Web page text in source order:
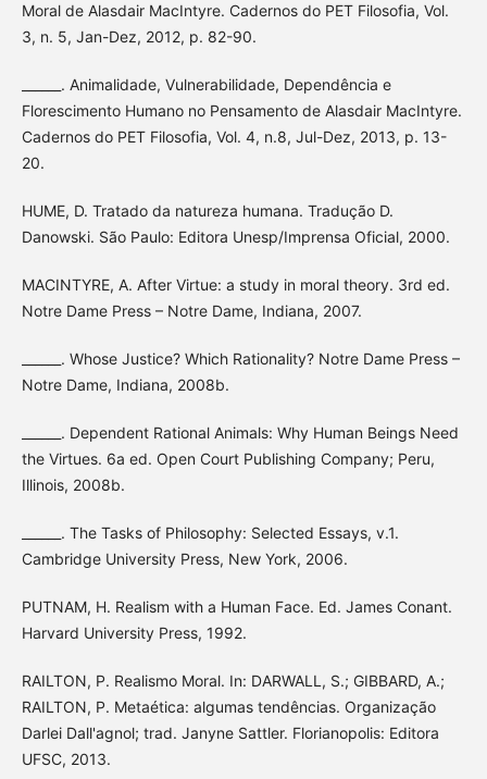
Moral de Alasdair MacIntyre. Cadernos do PET Filosofia, Vol.
3, n. 5, Jan-Dez, 2012, p. 82-90.
______. Animalidade, Vulnerabilidade, Dependência e
Florescimento Humano no Pensamento de Alasdair MacIntyre.
Cadernos do PET Filosofia, Vol. 4, n.8, Jul-Dez, 2013, p. 13-
20.
HUME, D. Tratado da natureza humana. Tradução D.
Danowski. São Paulo: Editora Unesp/Imprensa Oficial, 2000.
MACINTYRE, A. After Virtue: a study in moral theory. 3rd ed.
Notre Dame Press – Notre Dame, Indiana, 2007.
______. Whose Justice? Which Rationality? Notre Dame Press –
Notre Dame, Indiana, 2008b.
______. Dependent Rational Animals: Why Human Beings Need
the Virtues. 6a ed. Open Court Publishing Company; Peru,
Illinois, 2008b.
______. The Tasks of Philosophy: Selected Essays, v.1.
Cambridge University Press, New York, 2006.
PUTNAM, H. Realism with a Human Face. Ed. James Conant.
Harvard University Press, 1992.
RAILTON, P. Realismo Moral. In: DARWALL, S.; GIBBARD, A.;
RAILTON, P. Metaética: algumas tendências. Organização
Darlei Dall'agnol; trad. Janyne Sattler. Florianopolis: Editora
UFSC, 2013.